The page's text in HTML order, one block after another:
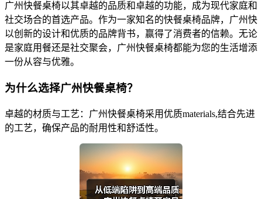
广州快餐桌椅以其卓越的品质和卓越的功能，成为现代家庭和
社交场合的首选产品。作为一家知名的快餐桌椅品牌，广州快
以创新的设计和优质的品牌背书，赢得了消费者的信赖。无论
是家庭用餐还是社交聚会，广州快餐桌椅都能为您的生活增添
一份从容与优雅。
为什么选择广州快餐桌椅？
卓越的材质与工艺：广州快餐桌椅采用优质materials,结合先进
的工艺，确保产品的耐用性和舒适性。